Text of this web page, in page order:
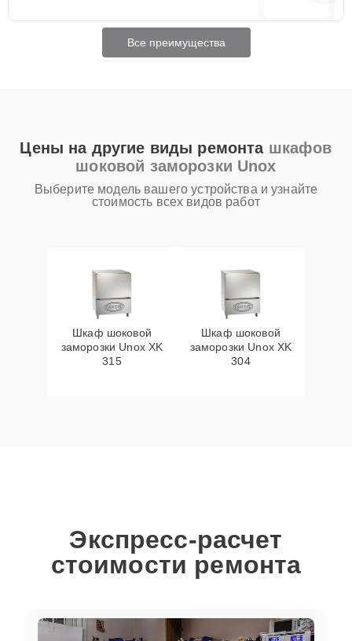
Все преимущества
Цены на другие виды ремонта шкафов
шоковой заморозки Unox
Выберите модель вашего устройства и узнайте
стоимость всех видов работ
Шкаф шоковой
заморозки Unox XK
315
Шкаф шоковой
заморозки Unox XK
304
Экспресс-расчет
стоимости ремонта